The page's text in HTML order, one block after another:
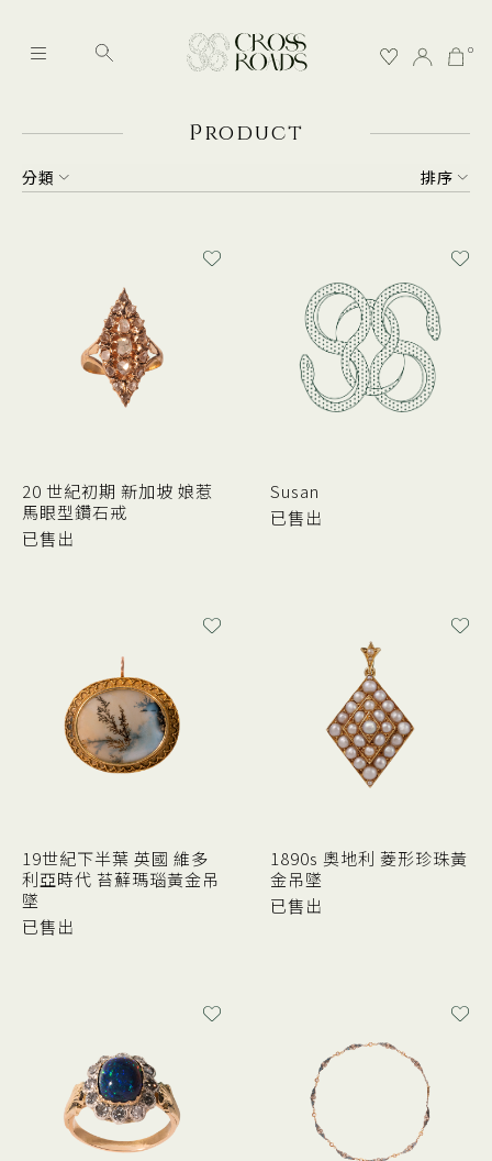
0
Product
排序
分類
20 世紀初期 新加坡 娘惹
馬眼型鑽石戒
已售出
Susan
已售出
19世紀下半葉 英國 維多
利亞時代 苔蘚瑪瑙黃金吊
墜
已售出
1890s 奧地利 菱形珍珠黃
金吊墜
已售出